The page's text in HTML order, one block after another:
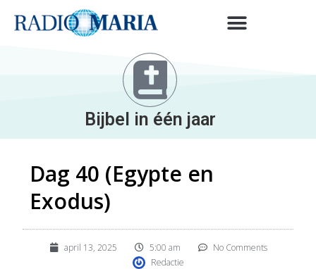
Bijbel in één jaar
Dag 40 (Egypte en
Exodus)
april 13, 2025 5:00 am
No Comments
Redactie